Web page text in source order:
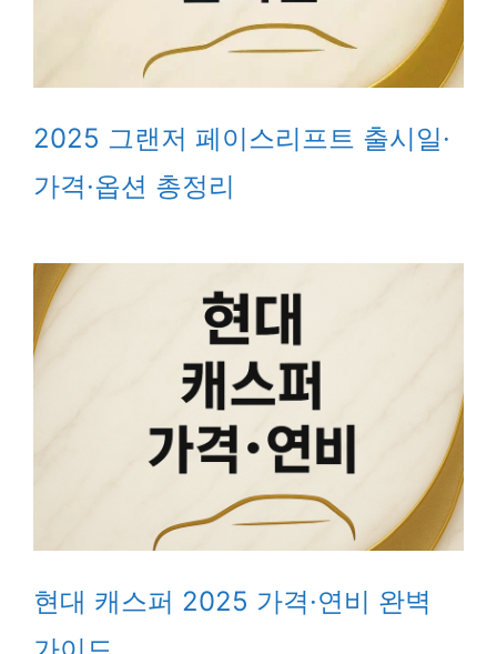
2025 그랜저 페이스리프트 출시일·
가격·옵션 총정리
현대 캐스퍼 2025 가격·연비 완벽